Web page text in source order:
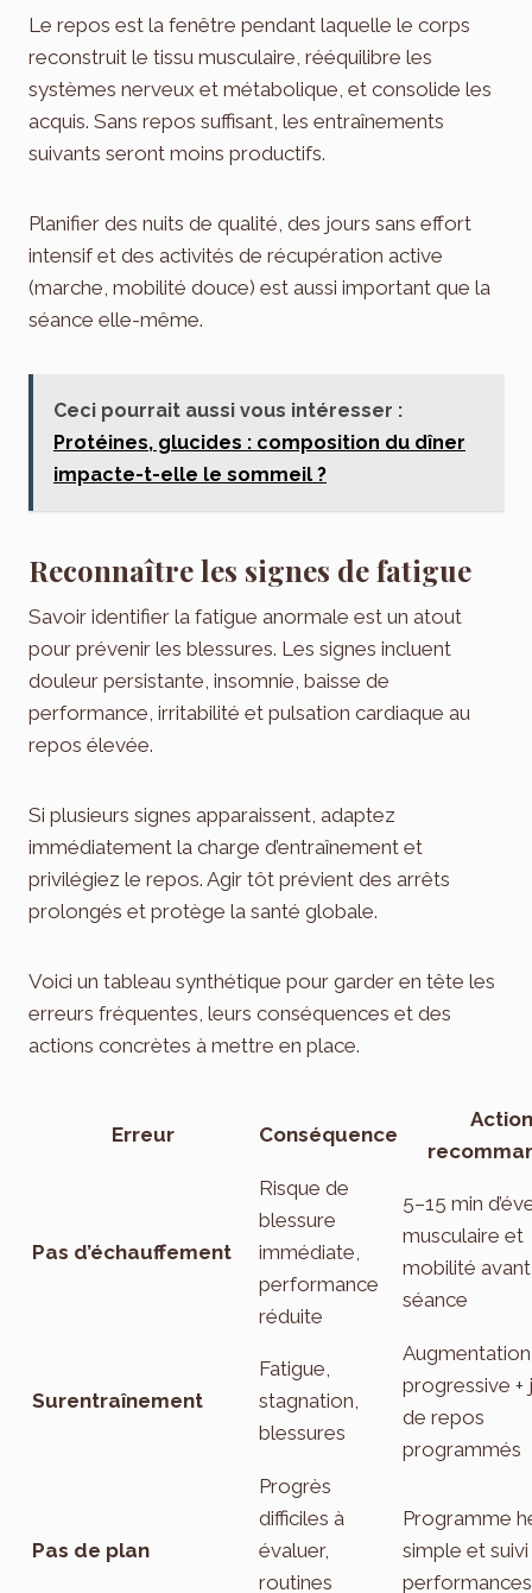
Le repos est la fenêtre pendant laquelle le corps
reconstruit le tissu musculaire, rééquilibre les
systèmes nerveux et métabolique, et consolide les
acquis. Sans repos suffisant, les entraînements
suivants seront moins productifs.
Planifier des nuits de qualité, des jours sans effort
intensif et des activités de récupération active
(marche, mobilité douce) est aussi important que la
séance elle-même.
Ceci pourrait aussi vous intéresser :
Protéines, glucides : composition du dîner
impacte-t-elle le sommeil ?
Reconnaître les signes de fatigue
Savoir identifier la fatigue anormale est un atout
pour prévenir les blessures. Les signes incluent
douleur persistante, insomnie, baisse de
performance, irritabilité et pulsation cardiaque au
repos élevée.
Si plusieurs signes apparaissent, adaptez
immédiatement la charge d’entraînement et
privilégiez le repos. Agir tôt prévient des arrêts
prolongés et protège la santé globale.
Voici un tableau synthétique pour garder en tête les
erreurs fréquentes, leurs conséquences et des
actions concrètes à mettre en place.
Erreur Conséquence
Action
Pas d’échauffement
Risque de
blessure
immédiate,
performance
réduite
5–15 min
musculaire et
mobilité
séance
Surentraînement
Fatigue,
stagnation,
blessures
Augmentation
progressive +
de repos
programmés
Pas de plan
Progrès
difficiles à
évaluer,
routines
Programme
simple et
performances